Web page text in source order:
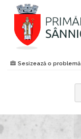
Sesizează o problemă